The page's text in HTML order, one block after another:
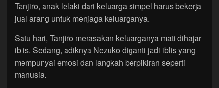
Tanjiro, anak lelaki dari keluarga simpel harus bekerja
jual arang untuk menjaga keluarganya.
Satu hari, Tanjiro merasakan keluarganya mati dihajar
iblis. Sedang, adiknya Nezuko diganti jadi iblis yang
mempunyai emosi dan langkah berpikiran seperti
manusia.